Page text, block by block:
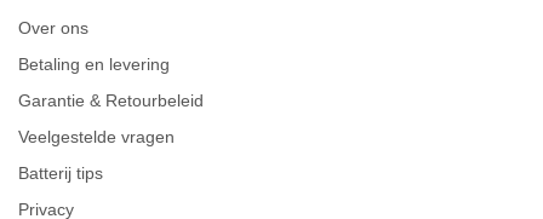
Over ons
Betaling en levering
Garantie & Retourbeleid
Veelgestelde vragen
Batterij tips
Privacy